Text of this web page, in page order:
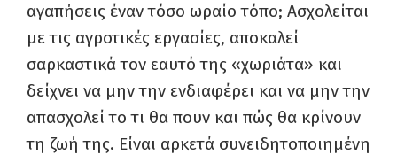
αγαπήσεις έναν τόσο ωραίο τόπο; Ασχολείται
με τις αγροτικές εργασίες, αποκαλεί
σαρκαστικά τον εαυτό της «χωριάτα» και
δείχνει να μην την ενδιαφέρει και να μην την
απασχολεί το τι θα πουν και πώς θα κρίνουν
τη ζωή της. Είναι αρκετά συνειδητοποιημένη